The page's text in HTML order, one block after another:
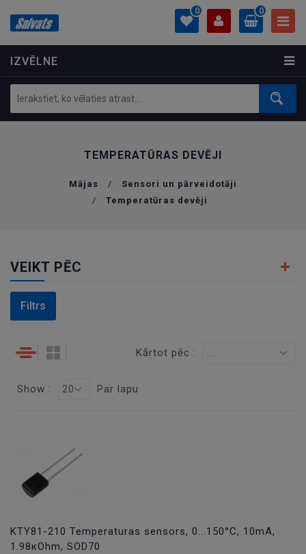
IZVĒLNE
0
PROFILS
Ielogoties
Izveidot kontu
0
0.00 €
TEMPERATŪRAS DEVĒJI
Mājas /
Sensori un pārveidotāji
/
Temperatūras devēji
VEIKT PĒC
Filtrs
Kārtot pēc : ...
Show : 20 Par lapu
KTY81-210 Temperaturas sensors, 0...150°C, 10mA,
1.98кOhm, SOD70